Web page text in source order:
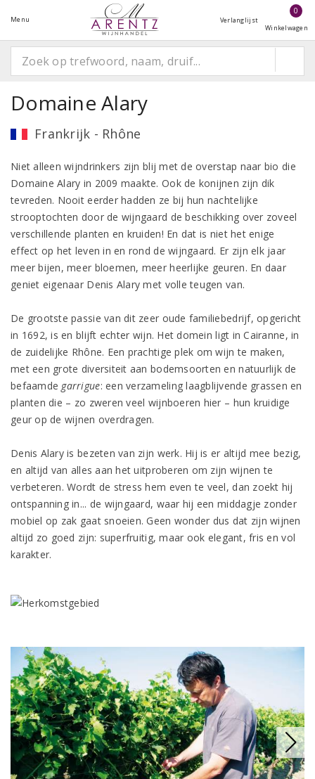
Menu Verlanglijst
0
Winkelwagen
Domaine Alary
Frankrijk - Rhône
Niet alleen wijndrinkers zijn blij met de overstap naar bio die
Domaine Alary in 2009 maakte. Ook de konijnen zijn dik
tevreden. Nooit eerder hadden ze bij hun nachtelijke
strooptochten door de wijngaard de beschikking over zoveel
verschillende planten en kruiden! En dat is niet het enige
effect op het leven in en rond de wijngaard. Er zijn elk jaar
meer bijen, meer bloemen, meer heerlijke geuren. En daar
geniet eigenaar Denis Alary met volle teugen van.
De grootste passie van dit zeer oude familiebedrijf, opgericht
in 1692, is en blijft echter wijn. Het domein ligt in Cairanne, in
de zuidelijke Rhône. Een prachtige plek om wijn te maken,
met een grote diversiteit aan bodemsoorten en natuurlijk de
befaamde garrigue: een verzameling laagblijvende grassen en
planten die – zo zweren veel wijnboeren hier – hun kruidige
geur op de wijnen overdragen.
Denis Alary is bezeten van zijn werk. Hij is er altijd mee bezig,
en altijd van alles aan het uitproberen om zijn wijnen te
verbeteren. Wordt de stress hem even te veel, dan zoekt hij
ontspanning in... de wijngaard, waar hij een middagje zonder
mobiel op zak gaat snoeien. Geen wonder dus dat zijn wijnen
altijd zo goed zijn: superfruitig, maar ook elegant, fris en vol
karakter.